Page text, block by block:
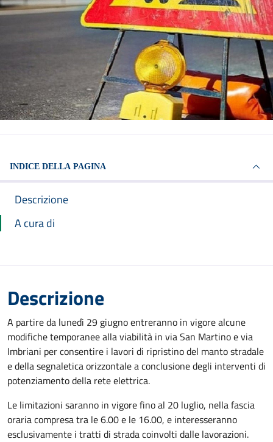
INDICE DELLA PAGINA
Descrizione
A cura di
Descrizione
A partire da lunedì 29 giugno entreranno in vigore alcune
modifiche temporanee alla viabilità in via San Martino e via
Imbriani per consentire i lavori di ripristino del manto stradale
e della segnaletica orizzontale a conclusione degli interventi di
potenziamento della rete elettrica.
Le limitazioni saranno in vigore fino al 20 luglio, nella fascia
oraria compresa tra le 6.00 e le 16.00, e interesseranno
esclusivamente i tratti di strada coinvolti dalle lavorazioni.